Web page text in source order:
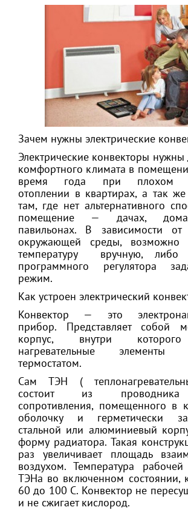
Зачем нужны электрические
Электрические конвекторы нужны
комфортного климата в
время года при плохом
отоплении в квартирах, а так
там, где нет альтернативного
помещение — дачах,
павильонах. В зависимости от
окружающей среды, возможно
температуру вручную,
программного регулятора
режим.
Как устроен электрический
Конвектор — это
прибор. Представляет собой
корпус, внутри
нагревательные элементы
термостатом.
Сам ТЭН (
состоит из проводника
сопротивления, помещенного в
оболочку и герметически
стальной или алюминиевый
форму радиатора. Такая
раз увеличивает площадь
воздухом. Температура рабочей
ТЭНа во включенном состоянии,
60 до 100 С. Конвектор не
и не сжигает кислород.